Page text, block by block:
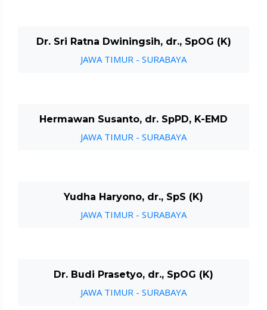
Dr. Sri Ratna Dwiningsih, dr., SpOG (K)
JAWA TIMUR - SURABAYA
Hermawan Susanto, dr. SpPD, K-EMD
JAWA TIMUR - SURABAYA
Yudha Haryono, dr., SpS (K)
JAWA TIMUR - SURABAYA
Dr. Budi Prasetyo, dr., SpOG (K)
JAWA TIMUR - SURABAYA